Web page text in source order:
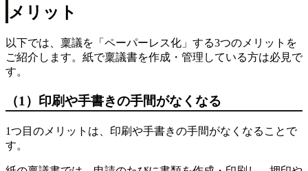
メリット
以下では、稟議を「ペーパーレス化」する3つのメリットを
ご紹介します。紙で稟議書を作成・管理している方は必見で
す。
（1）印刷や手書きの手間がなくなる
1つ目のメリットは、印刷や手書きの手間がなくなることで
す。